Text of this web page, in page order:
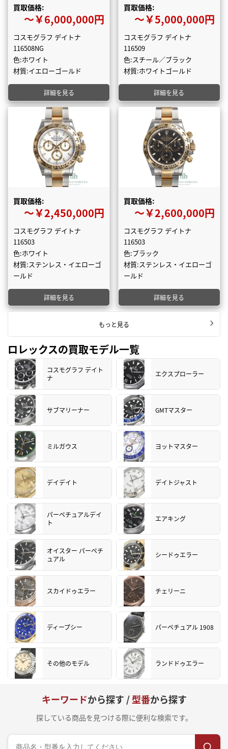
買取価格:
〜￥6,000,000円
コスモグラフ デイトナ
116508NG
色:ホワイト
材質:イエローゴールド
詳細を見る
買取価格:
〜￥5,000,000円
コスモグラフ デイトナ
116509
色:スチール／ブラック
材質:ホワイトゴールド
詳細を見る
買取価格:
〜￥2,450,000円
コスモグラフ デイトナ
116503
色:ホワイト
材質:ステンレス・イエローゴ
ールド
詳細を見る
買取価格:
〜￥2,600,000円
コスモグラフ デイトナ
116503
色:ブラック
材質:ステンレス・イエローゴ
ールド
詳細を見る
もっと見る
ロレックスの買取モデル一覧
コスモグラフ デイト
ナ
エクスプローラー
サブマリーナー GMTマスター
ミルガウス ヨットマスター
デイデイト デイトジャスト
パーペチュアルデイ
ト
エアキング
オイスター パーペチ
ュアル
シードゥエラー
スカイドゥエラー チェリーニ
ディープシー パーペチュアル 1908
その他のモデル ランドドゥエラー
キーワードから探す /型番から探す
探している商品を見つける際に便利な検索です。